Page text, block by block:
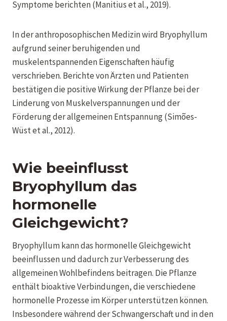
Symptome berichten (Manitius et al., 2019).
In der anthroposophischen Medizin wird Bryophyllum
aufgrund seiner beruhigenden und
muskelentspannenden Eigenschaften häufig
verschrieben. Berichte von Ärzten und Patienten
bestätigen die positive Wirkung der Pflanze bei der
Linderung von Muskelverspannungen und der
Förderung der allgemeinen Entspannung (Simões-
Wüst et al., 2012).
Wie beeinflusst
Bryophyllum das
hormonelle
Gleichgewicht?
Bryophyllum kann das hormonelle Gleichgewicht
beeinflussen und dadurch zur Verbesserung des
allgemeinen Wohlbefindens beitragen. Die Pflanze
enthält bioaktive Verbindungen, die verschiedene
hormonelle Prozesse im Körper unterstützen können.
Insbesondere während der Schwangerschaft und in den